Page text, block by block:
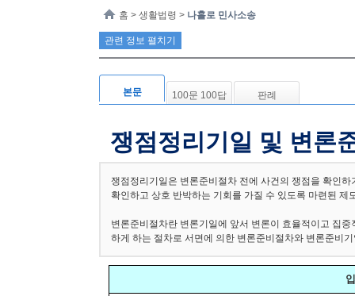
관련 정보 펼치기
홈 > 생활법령 > 나홀로 민사소송
본문 100문 100답 판례
쟁점정리기일 및 변론
쟁점정리기일은 변론준비절차 전에 사건의 쟁점을 확인
확인하고 상호 반박하는 기회를 가질 수 있도록 마련된 제
변론준비절차란 변론기일에 앞서 변론이 효율적이고 집
하게 하는 절차로 서면에 의한 변론준비절차와 변론준비